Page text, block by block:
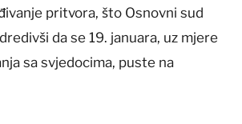
pritvora, što Osnovni sud
da se 19. januara, uz mjere
sa svjedocima, puste na